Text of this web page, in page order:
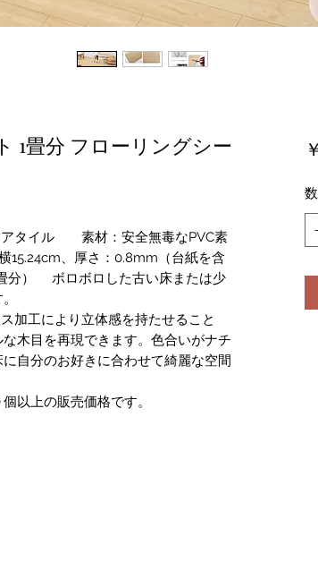
1畳分 フローリングシー
アタイル 素材：安全無毒なPVC素
15.24cm、厚さ：0.8mm（台紙を含
分） ボロボロした古い床または少
加工により立体感を持たせること
木目を再現できます。色合いがナチ
自分のお好きに合わせて綺麗な空間
以上の販売価格です。